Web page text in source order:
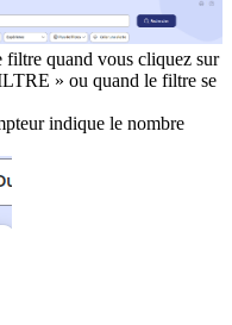
filtre quand vous cliquez sur
» ou quand le filtre se
indique le nombre